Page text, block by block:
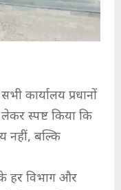
कार्यालय प्रधानों
स्पष्ट किया कि
नहीं, बल्कि
हर विभाग और